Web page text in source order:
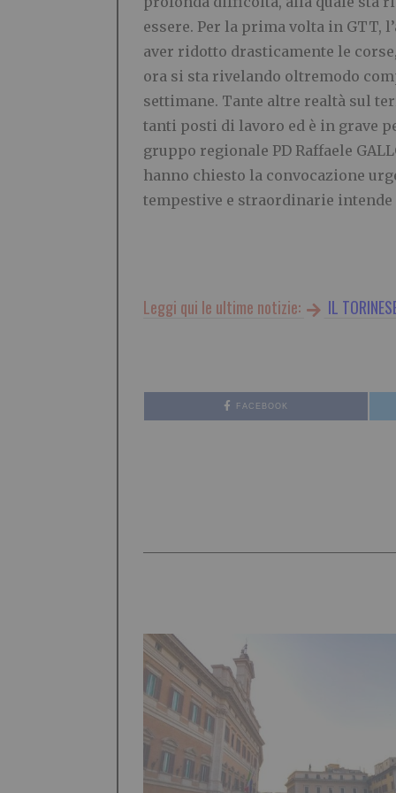
essere. Per la prima volta in GTT,
aver ridotto drasticamente le
ora si sta rivelando oltremodo
settimane. Tante altre realtà sul
tanti posti di lavoro ed è in grave
gruppo regionale PD Raffaele
hanno chiesto la convocazione
tempestive e straordinarie
Leggi qui le ultime notizie: IL
FACEBOOK